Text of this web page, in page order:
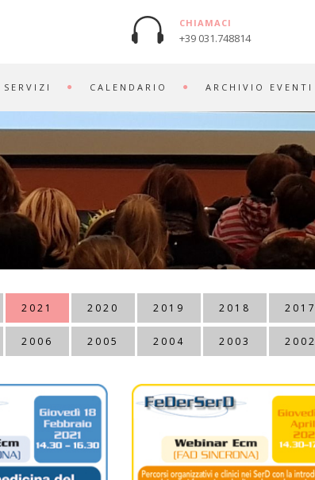
CHIAMACI
+39 031.748814
SERVIZI CALENDARIO ARCHIVIO EVENTI
2021 2020 2019 2018 2017
2006 2005 2004 2003 2002